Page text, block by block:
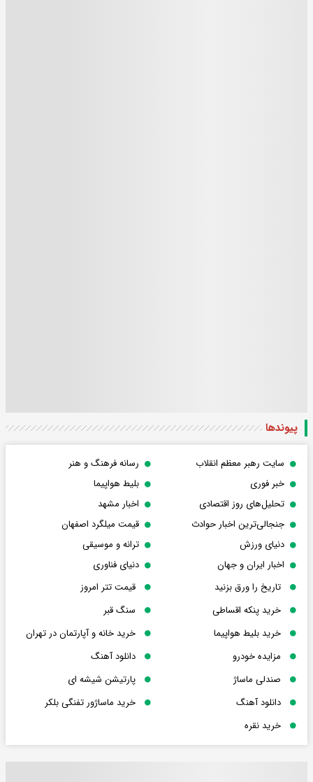
پیوندها
سایت رهبر معظم انقلاب
رسانه فرهنگ و هنر
خبر فوری
بلیط هواپیما
تحلیل‌های روز اقتصادی
اخبار مشهد
جنجالی‌ترین اخبار حوادث
قیمت میلگرد اصفهان
دنیای ورزش
ترانه و موسیقی
اخبار ایران و جهان
دنیای فناوری
تاریخ را ورق بزنید
قیمت تتر امروز
خرید پنکه اقساطی
سنگ قبر
خرید بلیط هواپیما
خرید خانه و آپارتمان در تهران
مزایده خودرو
دانلود آهنگ
صندلی ماساژ
پارتیشن شیشه ای
دانلود آهنگ
خرید ماساژور تفنگی بلکر
خرید نقره